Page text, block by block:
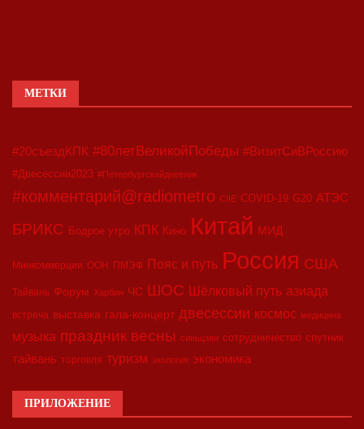
МЕТКИ
#20съездКПК #80летВеликойПобеды #ВизитСиВРоссию
#Двесессии2023 #Петербургскийдневник
#комментарий@radiometro CIIE COVID-19 G20 АТЭС
БРИКС Бодрое утро КПК Кино Китай МИД
Минкоммерции ООН ПМЭФ Пояс и путь Россия США
Тайвань Форум Харбин ЧС ШОС Шёлковый путь азиада
встреча выставка гала-концерт двесессии космос медицина
музыка праздник весны синьцзян сотрудничество спутник
тайвань торговля туризм экология экономика
ПРИЛОЖЕНИЕ